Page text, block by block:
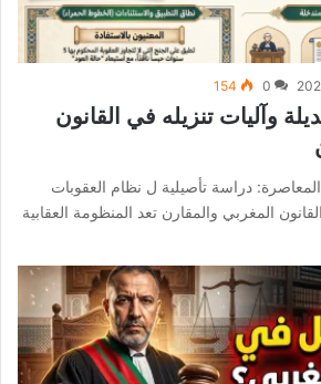
0
154
وآليات تنزيله في القانون
دراسة تأصيلية ل نظام العقوبات
المغربي والمقارن تعد المنظومة العقابية